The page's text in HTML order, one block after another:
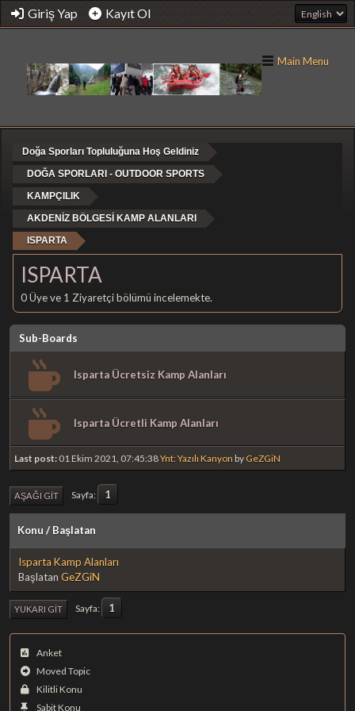
Giriş Yap Kayıt Ol
Main Menu
Doğa Sporları Topluluğuna Hoş Geldiniz
DOĞA SPORLARI - OUTDOOR SPORTS
KAMPÇILIK
AKDENİZ BÖLGESİ KAMP ALANLARI
ISPARTA
ISPARTA
0 Üye ve 1 Ziyaretçi bölümü incelemekte.
Sub-Boards
Isparta Ücretsiz Kamp Alanları
Isparta Ücretli Kamp Alanları
Last post: 01 Ekim 2021, 07:45:38Ynt: Yazılı Kanyon by GeZGiN
AŞAĞI GIT Sayfa 1
Konu / Başlatan
Isparta Kamp Alanları
Başlatan GeZGiN
YUKARI GIT Sayfa 1
Anket
Moved Topic
Kilitli Konu
Sabit Konu